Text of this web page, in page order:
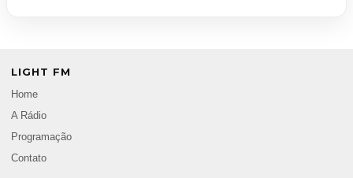
LIGHT FM
Home
A Rádio
Programação
Contato